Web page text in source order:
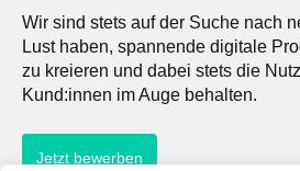
Wir sind stets auf der Suche nach
Lust haben, spannende digitale
zu kreieren und dabei stets die
Kund:innen im Auge behalten.
Jetzt bewerben